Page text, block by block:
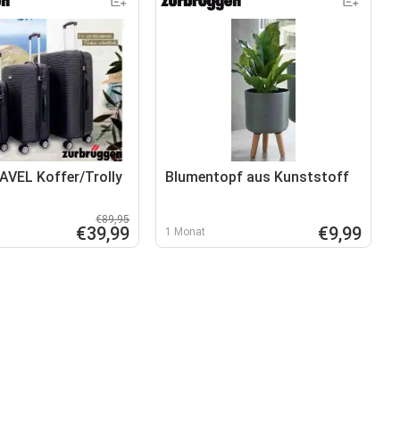
Koffer/Trolly
€89,95
€39,99
Blumentopf aus Kunststoff
1 Monat €9,99